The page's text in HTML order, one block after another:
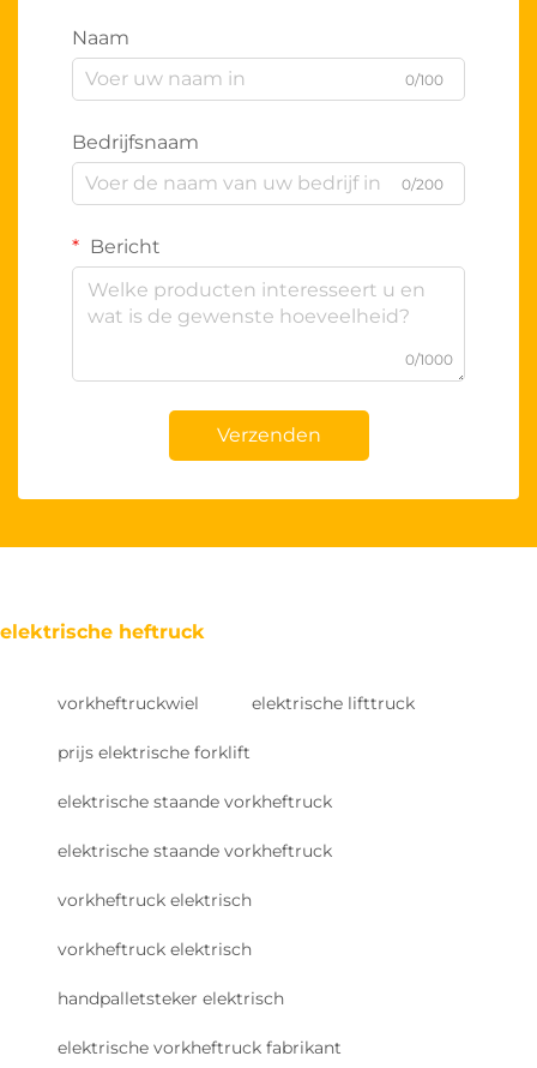
Naam
0/100
Bedrijfsnaam
0/200
Bericht
0/1000
Verzenden
elektrische heftruck
vorkheftruckwiel elektrische lifttruck
prijs elektrische forklift
elektrische staande vorkheftruck
elektrische staande vorkheftruck
vorkheftruck elektrisch
vorkheftruck elektrisch
handpalletsteker elektrisch
elektrische vorkheftruck fabrikant